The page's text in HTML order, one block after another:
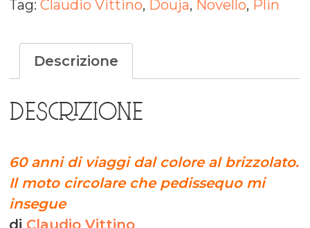
Tag:Claudio Vittino, Douja, Novello, Plin
Descrizione
DESCRIZIONE
60 anni di viaggi dal colore al brizzolato.
Il moto circolare che pedissequo mi
insegue
di Claudio Vittino